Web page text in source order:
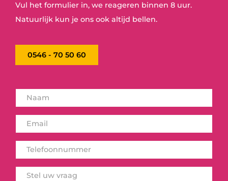
Vul het formulier in, we reageren binnen 8 uur.
Natuurlijk kun je ons ook altijd bellen.
0546 - 70 50 60